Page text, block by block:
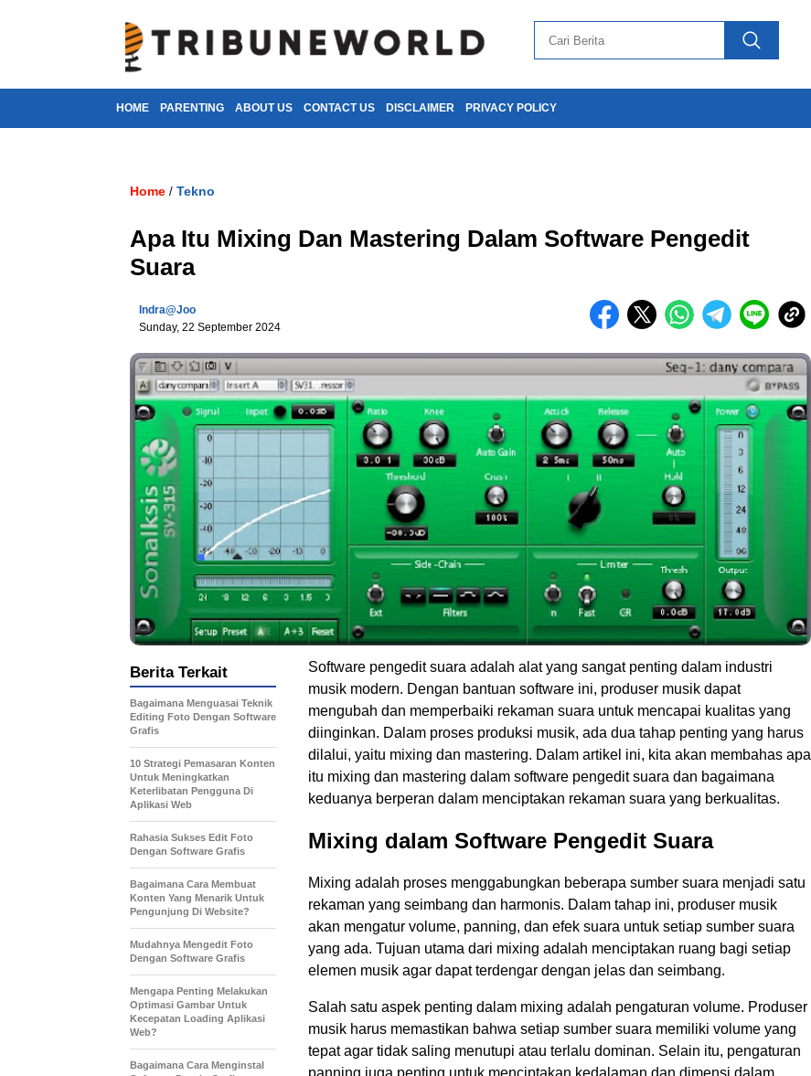
HOME PARENTING ABOUT US CONTACT US DISCLAIMER PRIVACY POLICY
Home / Tekno
Apa Itu Mixing Dan Mastering Dalam Software Pengedit
Suara
Indra@joo
Sunday, 22 September 2024
Software pengedit suara adalah alat yang sangat penting dalam industri
musik modern. Dengan bantuan software ini, produser musik dapat
mengubah dan memperbaiki rekaman suara untuk mencapai kualitas yang
diinginkan. Dalam proses produksi musik, ada dua tahap penting yang harus
dilalui, yaitu mixing dan mastering. Dalam artikel ini, kita akan membahas apa
itu mixing dan mastering dalam software pengedit suara dan bagaimana
keduanya berperan dalam menciptakan rekaman suara yang berkualitas.
Mixing dalam Software Pengedit Suara
Mixing adalah proses menggabungkan beberapa sumber suara menjadi satu
rekaman yang seimbang dan harmonis. Dalam tahap ini, produser musik
akan mengatur volume, panning, dan efek suara untuk setiap sumber suara
yang ada. Tujuan utama dari mixing adalah menciptakan ruang bagi setiap
elemen musik agar dapat terdengar dengan jelas dan seimbang.
Salah satu aspek penting dalam mixing adalah pengaturan volume. Produser
musik harus memastikan bahwa setiap sumber suara memiliki volume yang
tepat agar tidak saling menutupi atau terlalu dominan. Selain itu, pengaturan
Berita Terkait
Bagaimana Menguasai Teknik
Editing Foto Dengan Software
Grafis
10 Strategi Pemasaran Konten
Untuk Meningkatkan
Keterlibatan Pengguna Di
Aplikasi Web
Rahasia Sukses Edit Foto
Dengan Software Grafis
Bagaimana Cara Membuat
Konten Yang Menarik Untuk
Pengunjung Di Website?
Mudahnya Mengedit Foto
Dengan Software Grafis
Mengapa Penting Melakukan
Optimasi Gambar Untuk
Kecepatan Loading Aplikasi
Web?
Bagaimana Cara Menginstal